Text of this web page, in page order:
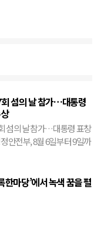
섬의 날 참가…대통령
섬의 날 참가…대통령 표창
안전부, 8월 6일부터 9일까
한마당’에서 녹색 꿈을 펼